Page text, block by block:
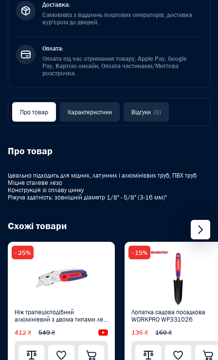
Доставка:
Самовивіз з відділень поштових операторів, доставка
кур'єром до дверей.
Оплата:
Оплата під час отримання товару, Apple Pay, Google
Pay, Картою онлайн, Оплата частинами/Миттєва
розстрочка.
Про товар Характеристики Відгуки (0)
Про товар
Ідеально підходить для мідних, латунних і алюмінієвих труб, ПВХ труб
Міцне сталеве лезо
Конструкція зі сплаву цинку
Ріжуча здатність: зовнішній діаметр 1/8" - 5/8" (3-16 мм)"
Схожі товари
- 25%
Ніж трапецієподібний
алюмініевий з двома типами лез
412 ₴ 549 ₴ Відеоогляд
- 15%
Лопатка садова посадкова
WORKPRO WP331026
136 ₴ 160 ₴